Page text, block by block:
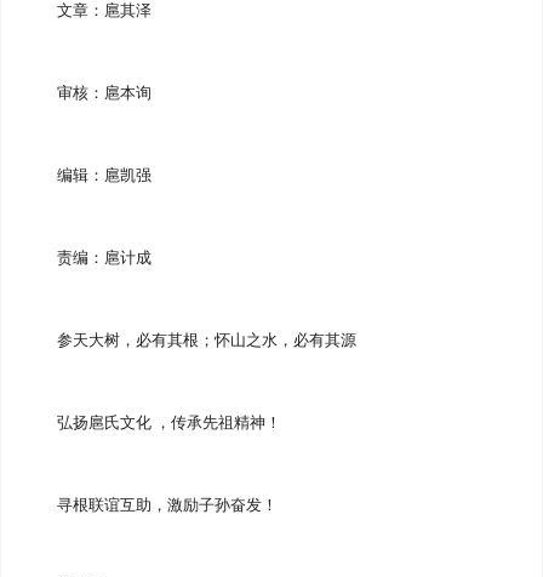
文章：扈其泽
审核：扈本询
编辑：扈凯强
责编：扈计成
参天大树，必有其根；怀山之水，必有其源
弘扬扈氏文化 ，传承先祖精神！
寻根联谊互助，激励子孙奋发！